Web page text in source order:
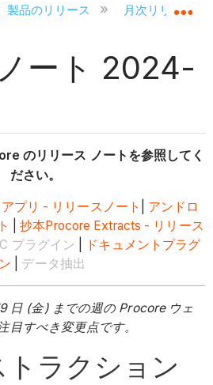
層を展開/折りたたむ
製品のリリース 月次リリースノ
ート 2024-
のリリース ノートを参照してく
ださい。
プリ - リリースノート
アンドロ
抄本Procore Extracts - リリース
プラグイン
ドキュメントプラグ
データ抽出
日 (金) までの週の Procore ウェ
目すべき変更点です。
ラクション